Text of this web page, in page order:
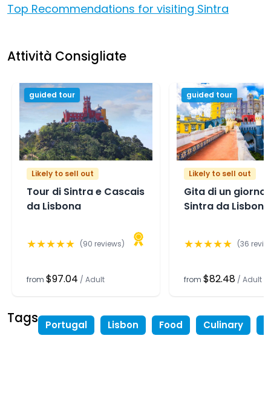
Top Recommendations for visiting Sintra
Attività Consigliate
guided tour
Likely to sell out
Tour di Sintra e Cascais
da Lisbona
★★★★★ (90 reviews)
from $97.04 / Adult
guided tour
Likely to sell out
Gita di un giorno
Sintra da Lisbona
★★★★★ (36
from $82.48 / Adult
Tags Portugal Lisbon Food Culinary